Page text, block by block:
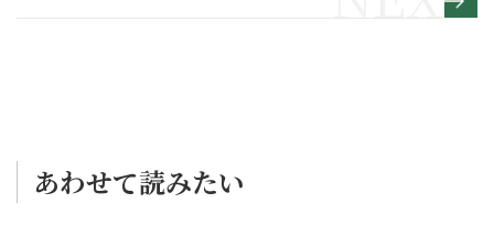
あわせて読みたい